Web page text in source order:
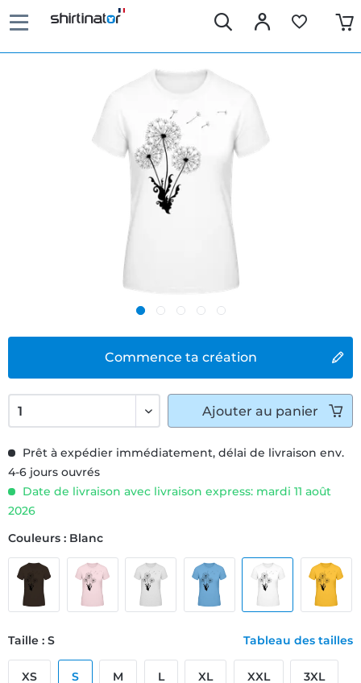
Commence ta création
Prêt à expédier immédiatement, délai de livraison env.
4-6 jours ouvrés
Date de livraison avec livraison express: mardi 11 août
2026
Couleurs : Blanc
Taille : S Tableau des tailles
XS S M L XL XXL 3XL
Ajouter au panier